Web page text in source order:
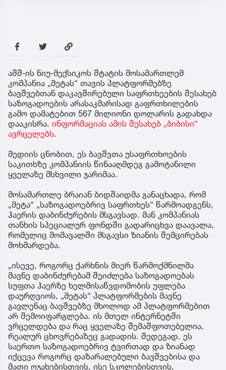
აშშ-ის ნიუ-მექსიკოს შტატის მოსამართლემ
კომპანია „მეტას“ თავის პლატფორმებზე
ბავშვებთან დაკავშირებული საფრთხეების შესახებ
საზოგადოების არასაკმარისად გაფრთხილების
გამო დამატებით 567 მილიონი დოლარის გადახდა
დააკისრა. ინფორმაციას ამის შესახებ „ბიბისი“
ავრცელებს.
მედიის ცნობით, ეს ბავშვთა უსაფრთხოების
საკითხზე კომპანიის წინააღმდეგ გამოტანილი
ყველაზე მსხვილი ჯარიმაა.
მოსამართლე ბრაიან ბიდშაიდმა განაცხადა, რომ
„მეტა“ „საზოგადოებრივ საფრთხეს“ წარმოადგენს,
ჰაერის დაბინძურების მსგავსად. მან კომპანიას
თანხის სპეციალურ ფონდში გადარიცხვა დაავალა,
რომელიც მომავალში მსგავსი ზიანის შემცირებას
მოხმარდება.
„ისევე, როგორც ქარხნის მიერ წარმოქმნილმა
მავნე დაბინძურებამ შეიძლება საზოგადოებას
სუფთა ჰაერზე ხელმისაწვდომობის უფლება
დაურღვიოს, „მეტას“ პლატფორმების მავნე
გავლენაც ბავშვებზე მხოლოდ ამ პლატფორმებით
არ შემოიფარგლება. ის მთელ ინტერნეტში
ვრცელდება და რაც ყველაზე შემაშფოთებელია,
რეალურ ცხოვრებაზეც გადადის. შედეგად, ეს
საერთო საზოგადოებრივ ტვირთად და ზიანად
იქცევა როგორც დაზარალებული ბავშვებისა და
მათი ოჯახებისთვის, ისე სკოლებისთვის,